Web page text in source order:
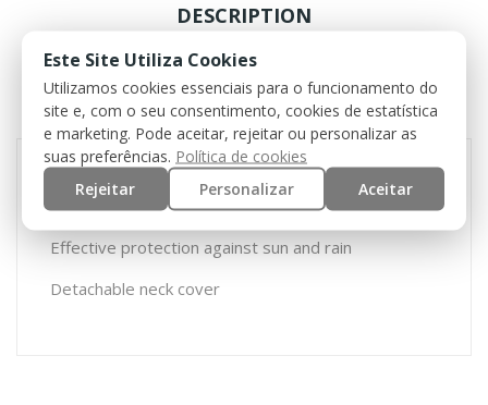
DESCRIPTION
PRODUCT DETAILS
REVIEWS
Breathable – four ventilation eyelets
Effective protection against sun and rain
Detachable neck cover
Este Site Utiliza Cookies
Utilizamos cookies essenciais para o funcionamento do
site e, com o seu consentimento, cookies de estatística
e marketing. Pode aceitar, rejeitar ou personalizar as
suas preferências. Política de cookies
Rejeitar
Personalizar Aceitar